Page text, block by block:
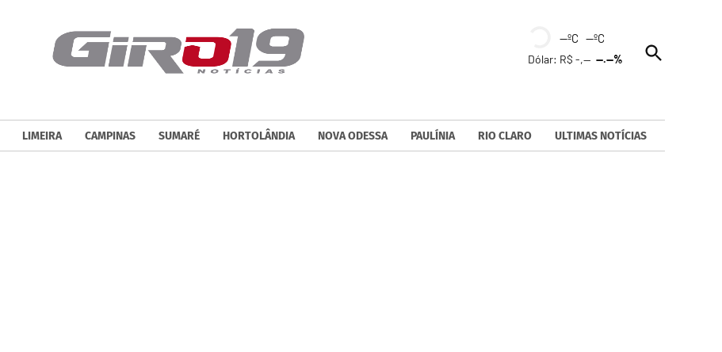
--ºC --ºC
Dólar: R$ -,----.--%
Open
Search
LIMEIRA CAMPINAS SUMARÉ HORTOLÂNDIA NOVA ODESSA PAULÍNIA RIO CLARO ULTIMAS NOTÍCIAS